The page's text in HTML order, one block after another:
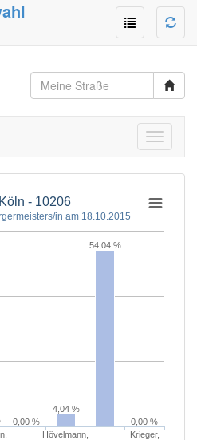
Toggle
- 10206
in am 18.10.2015
0,00 %
4,04 %
54,04 %
0,00 %
Hövelmann,
Krieger,